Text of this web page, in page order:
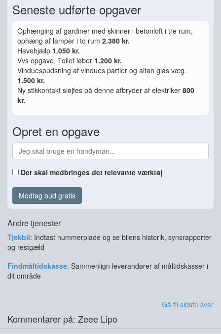
Seneste udførte opgaver
Ophænging af gardiner med skinner i betonloft i tre rum,
ophæng af lamper i to rum 2.380 kr.
Havehjælp 1.050 kr.
Vvs opgave, Toilet løber 1.200 kr.
Vinduespudsning af vindues partier og altan glas væg.
1.500 kr.
Ny stikkontakt sløjfes på denne afbryder af elektriker 800
kr.
Opret en opgave
Der skal medbringes det relevante værktøj
Modtag bud gratis
Andre tjenester
Tjekbil: Indtast nummerplade og se bilens historik, synsrapporter
og restgæld
Findmåltidskasse: Sammenlign leverandører af måltidskasser i
dit område
Gå til sidste svar
Kommentarer på: Zeee Lipo